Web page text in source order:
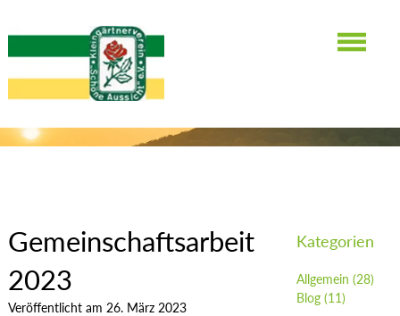
ALLGEMEIN
Gemeinschaftsarbeit
2023
Veröffentlicht am 26. März 2023
Kategorien
Allgemein (28)
Blog(11)